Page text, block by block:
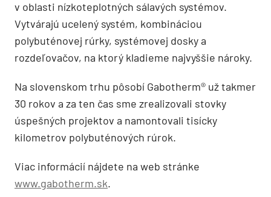
v oblasti nízkoteplotných sálavých systémov.
Vytvárajú ucelený systém, kombináciou
polybuténovej rúrky, systémovej dosky a
rozdeľovačov, na ktorý kladieme najvyššie nároky.
Na slovenskom trhu pôsobí Gabotherm® už takmer
30 rokov a za ten čas sme zrealizovali stovky
úspešných projektov a namontovali tisícky
kilometrov polybuténových rúrok.
Viac informácií nájdete na web stránke
www.gabotherm.sk.